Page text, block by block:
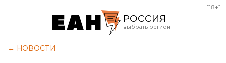
РОССИЯ
[18+]
← НОВОСТИ